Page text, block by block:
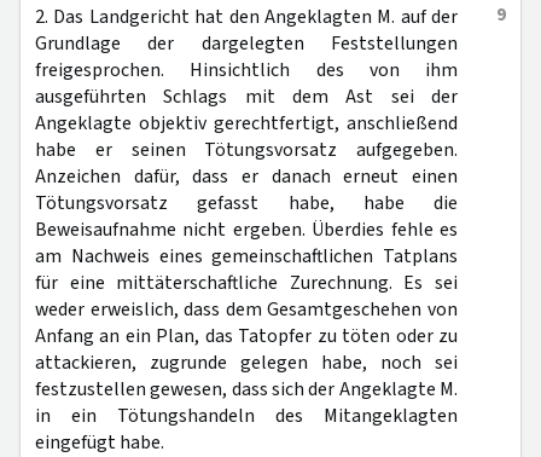
9
2. Das Landgericht hat den Angeklagten M. auf der
Grundlage der dargelegten Feststellungen
freigesprochen. Hinsichtlich des von ihm
ausgeführten Schlags mit dem Ast sei der
Angeklagte objektiv gerechtfertigt, anschließend
habe er seinen Tötungsvorsatz aufgegeben.
Anzeichen dafür, dass er danach erneut einen
Tötungsvorsatz gefasst habe, habe die
Beweisaufnahme nicht ergeben. Überdies fehle es
am Nachweis eines gemeinschaftlichen Tatplans
für eine mittäterschaftliche Zurechnung. Es sei
weder erweislich, dass dem Gesamtgeschehen von
Anfang an ein Plan, das Tatopfer zu töten oder zu
attackieren, zugrunde gelegen habe, noch sei
festzustellen gewesen, dass sich der Angeklagte M.
in ein Tötungshandeln des Mitangeklagten
eingefügt habe.